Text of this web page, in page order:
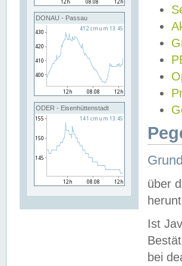
DONAU - Passau
ODER - Eisenhüttenstadt
über
Ist
bei